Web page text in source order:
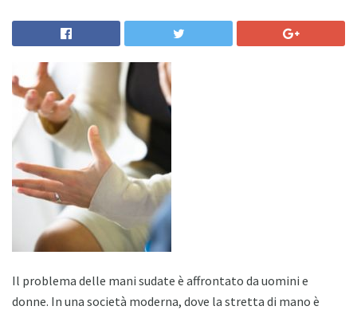
Il problema delle mani sudate è affrontato da uomini e
donne. In una società moderna, dove la stretta di mano è